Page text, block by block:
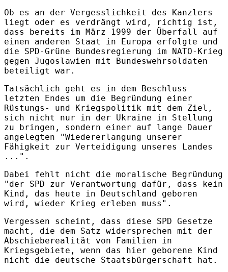
Ob es an der Vergesslichkeit des Kanzlers
liegt oder es verdrängt wird, richtig ist,
dass bereits im März 1999 der Überfall auf
einen anderen Staat in Europa erfolgte und
die SPD-Grüne Bundesregierung im NATO-Krieg
gegen Jugoslawien mit Bundeswehrsoldaten
beteiligt war.
Tatsächlich geht es in dem Beschluss
letzten Endes um die Begründung einer
Rüstungs- und Kriegspolitik mit dem Ziel,
sich nicht nur in der Ukraine in Stellung
zu bringen, sondern einer auf lange Dauer
angelegten "Wiedererlangung unserer
Fähigkeit zur Verteidigung unseres Landes
...".
Dabei fehlt nicht die moralische Begründung
"der SPD zur Verantwortung dafür, dass kein
Kind, das heute in Deutschland geboren
wird, wieder Krieg erleben muss".
Vergessen scheint, dass diese SPD Gesetze
macht, die dem Satz widersprechen mit der
Abschieberealität von Familien in
Kriegsgebiete, wenn das hier geborene Kind
nicht die deutsche Staatsbürgerschaft hat.